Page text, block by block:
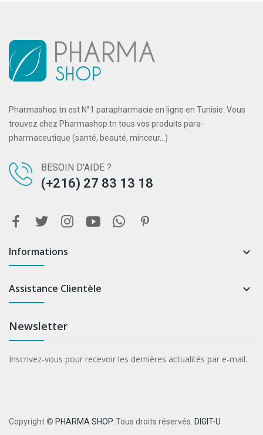
Pharmashop.tn est N°1 parapharmacie en ligne en Tunisie. Vous
trouvez chez Pharmashop.tn tous vos produits para-
pharmaceutique (santé, beauté, minceur...)
BESOIN D'AIDE ?
(+216) 27 83 13 18
Informations 
Assistance Clientèle 
Newsletter
Inscrivez-vous pour recevoir les dernières actualités par e-mail.
Copyright © PHARMA SHOP. Tous droits réservés. DIGIT-U